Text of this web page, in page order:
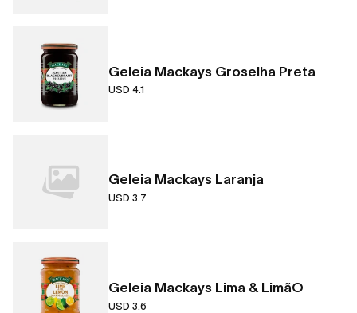
Geleia Mackays Groselha Preta
USD 4.1
Geleia Mackays Laranja
USD 3.7
Geleia Mackays Lima & LimãO
USD 3.6